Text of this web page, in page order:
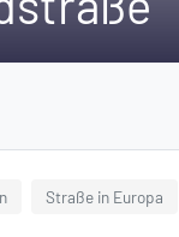
Straße in Europa